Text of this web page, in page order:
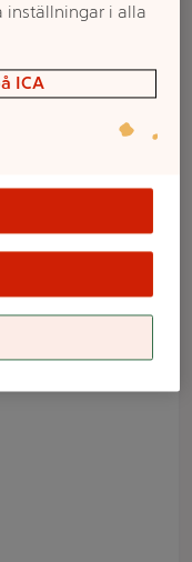
inställningar i alla
ICA